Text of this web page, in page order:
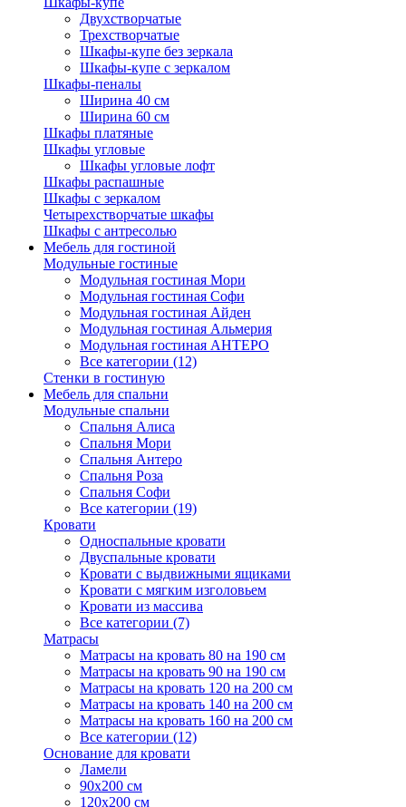
Двухстворчатые
Трехстворчатые
Шкафы-купе без зеркала
Шкафы-купе с зеркалом
Шкафы-пеналы
Ширина 40 см
Ширина 60 см
Шкафы платяные
Шкафы угловые
Шкафы угловые лофт
Шкафы распашные
Шкафы с зеркалом
Четырехстворчатые шкафы
Шкафы с антресолью
Мебель для гостиной
Модульные гостиные
Модульная гостиная Мори
Модульная гостиная Софи
Модульная гостиная Айден
Модульная гостиная Альмерия
Модульная гостиная АНТЕРО
Все категории (12)
Стенки в гостиную
Мебель для спальни
Модульные спальни
Спальня Алиса
Спальня Мори
Спальня Антеро
Спальня Роза
Спальня Софи
Все категории (19)
Кровати
Односпальные кровати
Двуспальные кровати
Кровати с выдвижными ящиками
Кровати с мягким изголовьем
Кровати из массива
Все категории (7)
Матрасы
Матрасы на кровать 80 на 190 см
Матрасы на кровать 90 на 190 см
Матрасы на кровать 120 на 200 см
Матрасы на кровать 140 на 200 см
Матрасы на кровать 160 на 200 см
Все категории (12)
Основание для кровати
Ламели
90х200 см
120х200 см